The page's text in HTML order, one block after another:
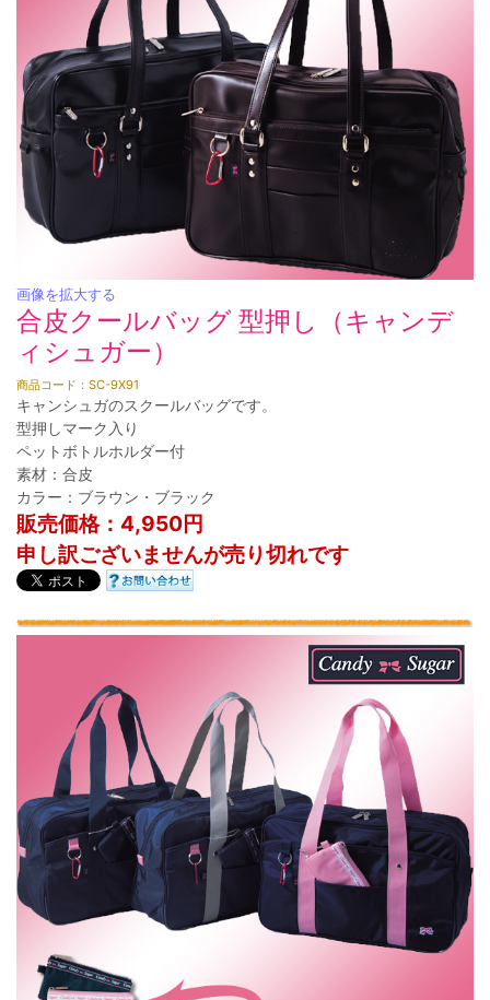
画像を拡大する
合皮クールバッグ 型押し（キャンデ
ィシュガー）
商品コード：SC-9X91
キャンシュガのスクールバッグです。
型押しマーク入り
ペットボトルホルダー付
素材：合皮
カラー：ブラウン・ブラック
販売価格：4,950円
申し訳ございませんが売り切れです